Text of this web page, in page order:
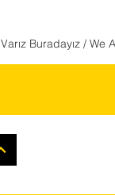
Varız Buradayız / We